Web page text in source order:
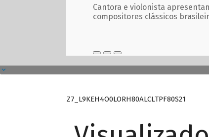
Cantora e violonista
compositores clássicos
Z7_L9KEH4O0LORH80ALCLTPF80S21